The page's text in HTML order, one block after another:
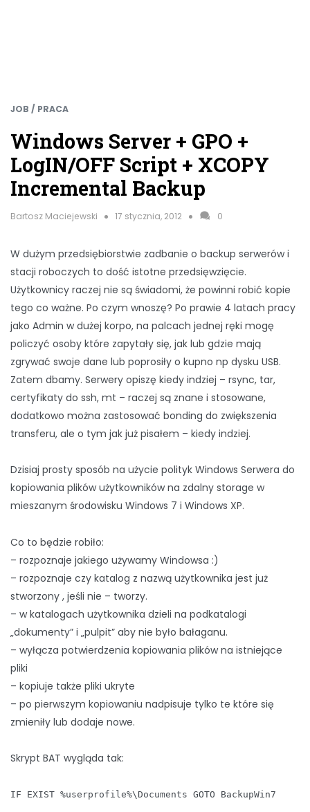
JOB / PRACA
Windows Server + GPO +
LogIN/OFF Script + XCOPY
Incremental Backup
Bartosz Maciejewski 17 stycznia, 2012 0
W dużym przedsiębiorstwie zadbanie o backup serwerów i
stacji roboczych to dość istotne przedsięwzięcie.
Użytkownicy raczej nie są świadomi, że powinni robić kopie
tego co ważne. Po czym wnoszę? Po prawie 4 latach pracy
jako Admin w dużej korpo, na palcach jednej ręki mogę
policzyć osoby które zapytały się, jak lub gdzie mają
zgrywać swoje dane lub poprosiły o kupno np dysku USB.
Zatem dbamy. Serwery opiszę kiedy indziej – rsync, tar,
certyfikaty do ssh, mt – raczej są znane i stosowane,
dodatkowo można zastosować bonding do zwiększenia
transferu, ale o tym jak już pisałem – kiedy indziej.
Dzisiaj prosty sposób na użycie polityk Windows Serwera do
kopiowania plików użytkowników na zdalny storage w
mieszanym środowisku Windows 7 i Windows XP.
Co to będzie robiło:
– rozpoznaje jakiego używamy Windowsa :)
– rozpoznaje czy katalog z nazwą użytkownika jest już
stworzony , jeśli nie – tworzy.
– w katalogach użytkownika dzieli na podkatalogi
„dokumenty” i „pulpit” aby nie było bałaganu.
– wyłącza potwierdzenia kopiowania plików na istniejące
pliki
– kopiuje także pliki ukryte
– po pierwszym kopiowaniu nadpisuje tylko te które się
zmieniły lub dodaje nowe.
Skrypt BAT wygląda tak:
IF EXIST %userprofile%\Documents GOTO BackupWin7